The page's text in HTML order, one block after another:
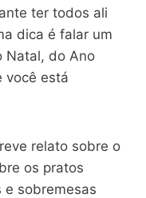
ter todos ali
dica é falar um
Natal, do Ano
você está
relato sobre o
os pratos
e sobremesas